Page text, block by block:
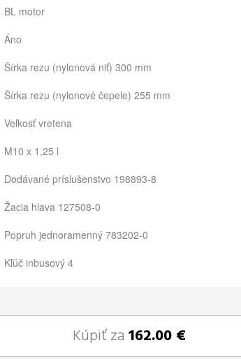
BL motor
Áno
Šírka rezu (nylonová niť) 300 mm
Šírka rezu (nylonové čepele) 255 mm
Veľkosť vretena
M10 x 1,25 l
Dodávané príslušenstvo 198893-8
Žacia hlava 127508-0
Popruh jednoramenný 783202-0
Kľúč inbusový 4
Kúpiť za 162.00 €